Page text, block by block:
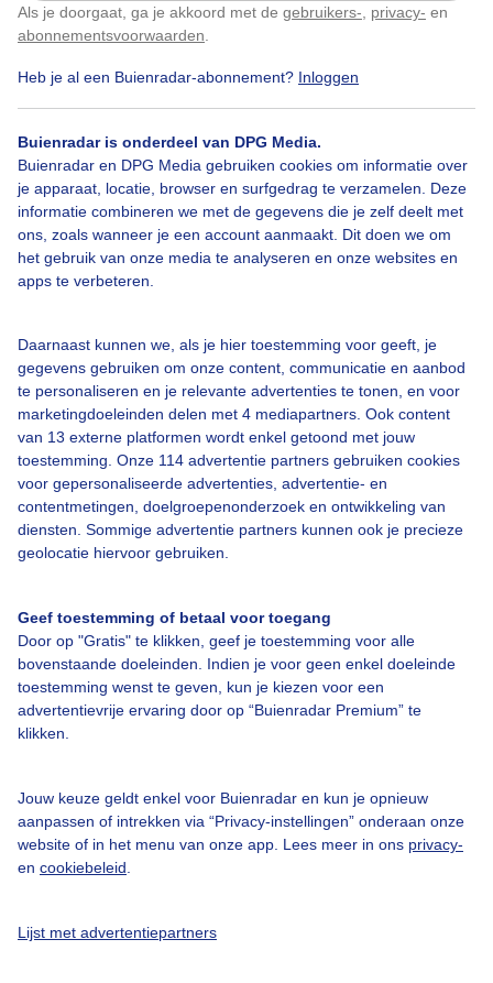
Als je doorgaat, ga je akkoord met de gebruikers- privacy- en
abonnementsvoorwaarden
Heb je al een Buienradar-abonnement? Inloggen
Buienradar is onderdeel van DPG Media.
Buienradar en DPG Media gebruiken cookies om informatie over
je apparaat, locatie, browser en surfgedrag te verzamelen. Deze
informatie combineren we met de gegevens die je zelf deelt met
ons, zoals wanneer je een account aanmaakt. Dit doen we om
het gebruik van onze media te analyseren en onze websites en
apps te verbeteren.
Daarnaast kunnen we, als je hier toestemming voor geeft, je
gegevens gebruiken om onze content, communicatie en aanbod
te personaliseren en je relevante advertenties te tonen, en voor
marketingdoeleinden delen met 4 mediapartners. Ook content
van 13 externe platformen wordt enkel getoond met jouw
toestemming. Onze 114 advertentie partners gebruiken cookies
voor gepersonaliseerde advertenties, advertentie- en
contentmetingen, doelgroepenonderzoek en ontwikkeling van
diensten. Sommige advertentie partners kunnen ook je precieze
geolocatie hiervoor gebruiken.
Geef toestemming of betaal voor toegang
Door op "Gratis" te klikken, geef je toestemming voor alle
bovenstaande doeleinden. Indien je voor geen enkel doeleinde
toestemming wenst te geven, kun je kiezen voor een
advertentievrije ervaring door op “Buienradar Premium” te
klikken.
Jouw keuze geldt enkel voor Buienradar en kun je opnieuw
aanpassen of intrekken via “Privacy-instellingen” onderaan onze
website of in het menu van onze app. Lees meer in ons privacy-
en cookiebeleid
Lijst met advertentiepartners
Bekijk slideshow
Een moment geduld aub...
Over Buienradar
Contact
Toegankelijkheid
Gebruikersvoorwaarden
Buienradar Team
Privacy beleid
Cookie beleid
Gratis weerdata
Klik hierom dit aan te passen